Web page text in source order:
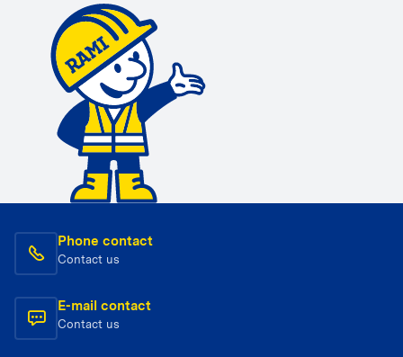
Phone contact
Contact us
E-mail contact
Contact us